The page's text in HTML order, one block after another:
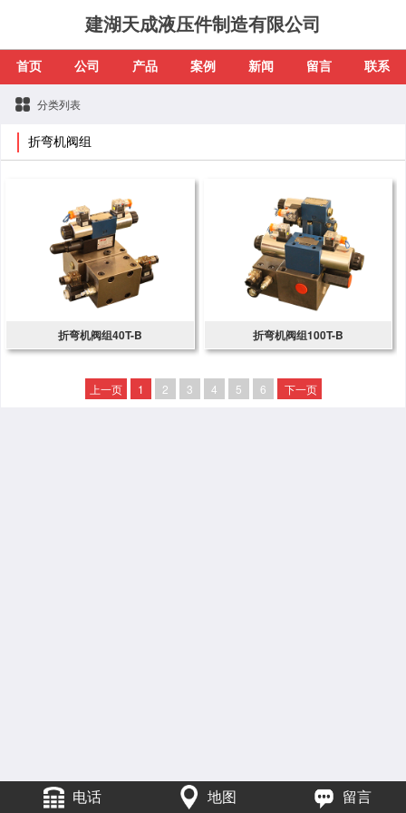
建湖天成液压件制造有限公司
首页 公司 产品 案例 新闻 留言 联系
分类列表
折弯机阀组
折弯机阀组40T-B 折弯机阀组100T-B
上一页 1 2 3 4 5 6 下一页
电话 地图 留言